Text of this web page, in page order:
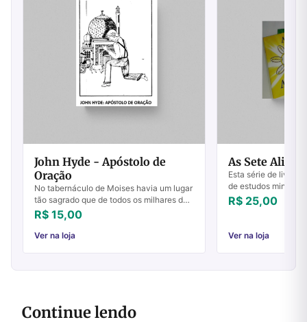
John Hyde - Apóstolo de
Oração
No tabernáculo de Moises havia um lugar
tão sagrado que de todos os milhares de
Israel somente um único homem tinha
permissão de entrar ali; e mesmo este
hom...
R$ 15,00
Ver na loja
As Sete
Esta série de
de estudos
na igreja em
1984.Apropriado
R$ 25,00
Ver na loja
Continue lendo